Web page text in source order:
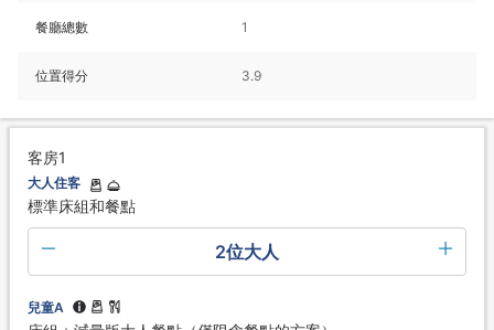
餐廳總數 1
位置得分 3.9
客房1
大人住客
標準床組和餐點
2位大人
兒童A